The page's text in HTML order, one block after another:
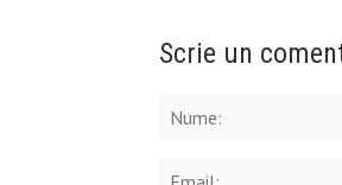
Scrie un